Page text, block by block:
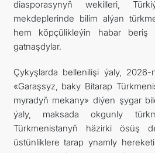
diasporasynyň wekilleri,
mekdeplerinde bilim alýan
hem köpçülikleýin habar beriş
gatnaşdylar.
Çykyşlarda bellenilişi ýaly,
«Garaşsyz, baky Bitarap
myradyň mekany» diýen şygar
ýaly, maksada okgunly
Türkmenistanyň häzirki ösüş
üstünliklere tarap ynamly